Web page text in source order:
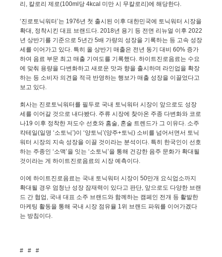
리 , 칼로리 제로(100ml 당 4kcal 미만 시 무칼로리 )에 해당한다.
‘진로토닉워터’는 1976년 첫 출시된 이후 대한민국에 토닉워터 시장을
확대 , 정착시킨 대표 브랜드다. 2018년 용기 등 전면 리뉴얼 이후 2022
년 상반기를 기준으로 5년간 5배 가량의 성장을 기록하는 등 고속 성장
세를 이어가고 있다. 특히 올 상반기 매출은 전년 동기 대비 60% 증가
하여 음료 부문 최고 매출 기여도를 기록했다. 하이트진로음료는 수요
에 맞춰 용량을 다변화하고 새로운 맛과 향을 출시하며 라인업을 확장
하는 등 소비자 의견을 적극 반영하는 행보가 매출 성장을 이끌었다고
보고 있다.
회사는 진로토닉워터를 필두로 국내 토닉워터 시장이 앞으로도 성장
세를 이어갈 것으로 내다봤다. 주류 시장에 찾아온 주종 다변화와 코로
나19 이후 정착한 저도수 선호와 홈술, 혼술 트렌드가 그 이유다. 소주
칵테일(일명 ‘소토닉’)이 ‘양토닉’(양주+토닉) 소비를 넘어서면서 토닉
워터 시장의 지속 성장을 이끌 것이라는 분석이다. 특히 한국인이 선호
하는 주종인 ‘소맥’을 잇는 ‘소토닉’을 통해 건강한 음주 문화가 확대될
것이라는 게 하이트진로음료의 시장 예측이다.
이에 하이트진로음료는 국내 토닉워터 시장이 50만개 요식업소까지
확대될 경우 엄청난 성장 잠재력이 있다고 판단, 앞으로도 다양한 브랜
드 간 협업 , 국내 대표 소주 브랜드와 함께하는 캠페인 전개 등 활발한
마케팅 활동을 통해 국내 시장 점유율 1위 브랜드 파워를 이어가겠다
는 방침이다.
# # #